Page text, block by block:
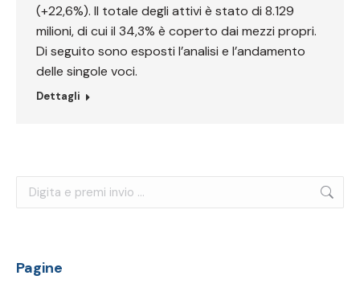
(+22,6%). Il totale degli attivi è stato di 8.129
milioni, di cui il 34,3% è coperto dai mezzi propri.
Di seguito sono esposti l’analisi e l’andamento
delle singole voci.
Dettagli
Cerca:
Pagine